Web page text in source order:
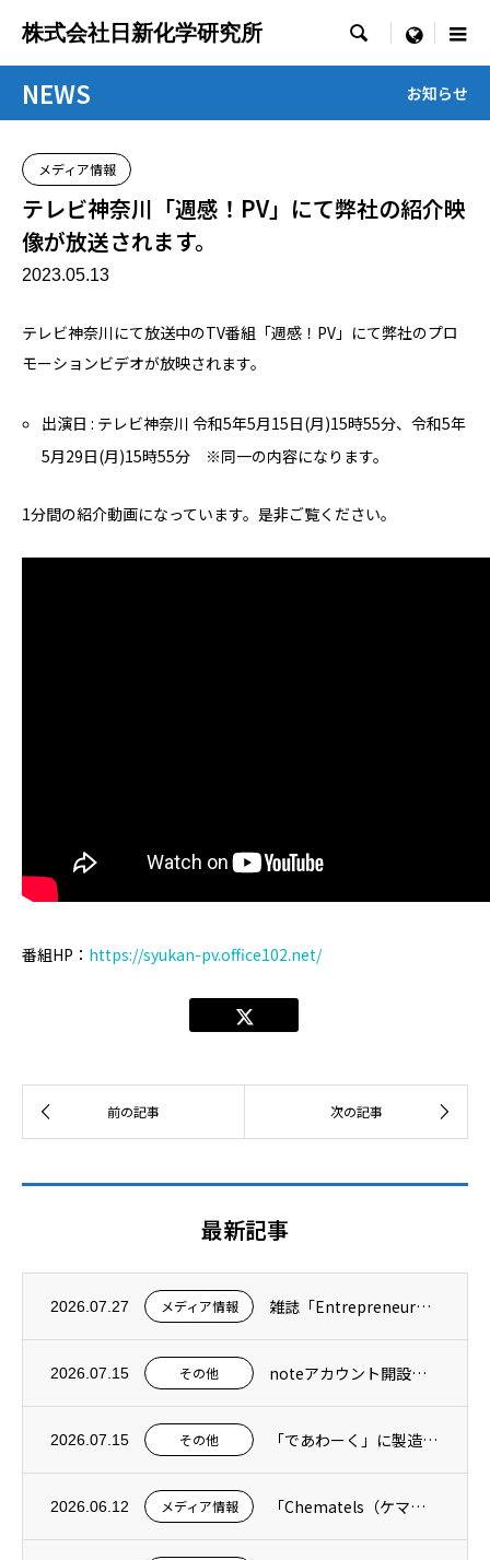
株式会社日新化学研究所  menu
NEWS お知らせ
メディア情報
テレビ神奈川「週感！PV」にて弊社の紹介映
像が放送されます。
2023.05.13
テレビ神奈川にて放送中のTV番組「週感！PV」にて弊社のプロ
モーションビデオが放映されます。
出演日 : テレビ神奈川 令和5年5月15日(月)15時55分、令和5年
5月29日(月)15時55分 ※同一の内容になります。
1分間の紹介動画になっています。是非ご覧ください。
番組HP： https://syukan-pv.office102.net/
最新記事
2026.07.27 メディア情報 雑誌「Entrepreneur」に記事が掲載されました
2026.07.15 その他 noteアカウント開設のお知らせ
2026.07.15 その他 「であわーく」に製造スタッフの求人を掲載しています
2026.06.12 メディア情報 「Chematels（ケマテルズ）」掲載のお知らせ｜発泡トラブルを徹底解決！100種以...